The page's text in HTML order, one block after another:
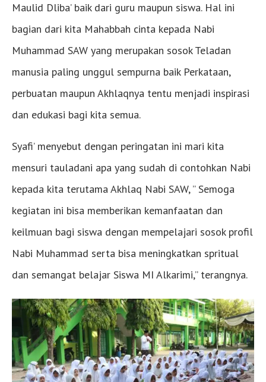
Maulid Dliba’ baik dari guru maupun siswa. Hal ini
bagian dari kita Mahabbah cinta kepada Nabi
Muhammad SAW yang merupakan sosok Teladan
manusia paling unggul sempurna baik Perkataan,
perbuatan maupun Akhlaqnya tentu menjadi inspirasi
dan edukasi bagi kita semua.
Syafi’ menyebut dengan peringatan ini mari kita
mensuri tauladani apa yang sudah di contohkan Nabi
kepada kita terutama Akhlaq Nabi SAW, ” Semoga
kegiatan ini bisa memberikan kemanfaatan dan
keilmuan bagi siswa dengan mempelajari sosok profil
Nabi Muhammad serta bisa meningkatkan spritual
dan semangat belajar Siswa MI Alkarimi,” terangnya.